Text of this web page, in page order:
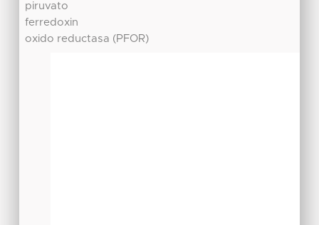
piruvato
ferredoxin
oxido reductasa (PFOR)